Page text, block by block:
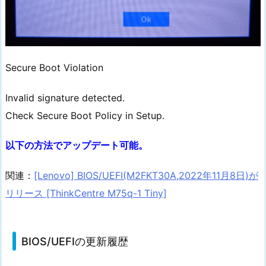
Secure Boot Violation
Invalid signature detected.
Check Secure Boot Policy in Setup.
以下の方法でアップデート可能。
関連： [Lenovo] BIOS/UEFI(M2FKT30A,2022年11月8日)が
リリース [ThinkCentre M75q-1 Tiny]
BIOS/UEFIの更新履歴